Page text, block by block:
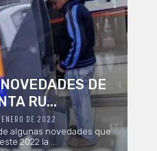
DE
RU...
ENERO DE 2022
algunas novedades que
2022 la ...